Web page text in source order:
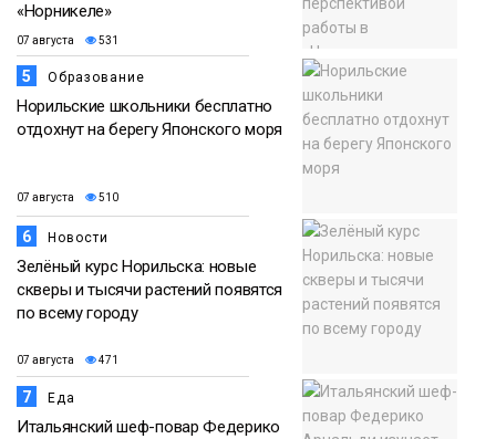
«Норникеле»
07 августа 531
5 Образование
Норильские школьники бесплатно
отдохнут на берегу Японского моря
07 августа 510
6 Новости
Зелёный курс Норильска: новые
скверы и тысячи растений появятся
по всему городу
07 августа 471
7 Еда
Итальянский шеф-повар Федерико